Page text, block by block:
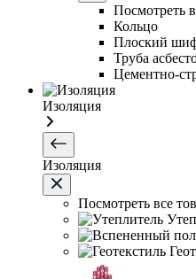
Посмотреть
Кольцо
Плоский
Труба
Цементно-
Изоляция
Изоляция
Посмотреть все